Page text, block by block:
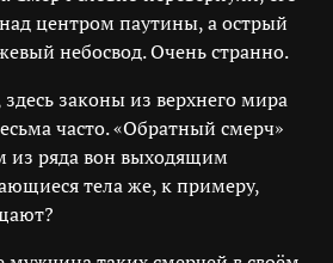
центром паутины, а острый
небосвод. Очень странно.
законы из верхнего мира
часто. «Обратный смерч»
из ряда вон выходящим
тела же, к примеру,